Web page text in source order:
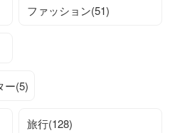
ファッション(51)
ー(5)
旅行(128)